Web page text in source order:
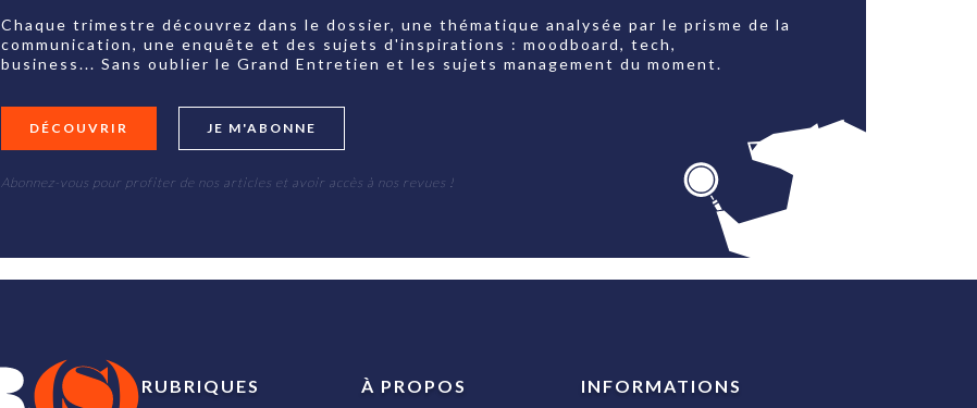
Chaque trimestre découvrez dans le dossier, une thématique analysée par le prisme de la
communication, une enquête et des sujets d'inspirations : moodboard, tech,
business... Sans oublier le Grand Entretien et les sujets management du moment.
DÉCOUVRIR JE M'ABONNE
Abonnez-vous pour profiter de nos articles et avoir accès à nos revues !
RUBRIQUES À PROPOS INFORMATIONS